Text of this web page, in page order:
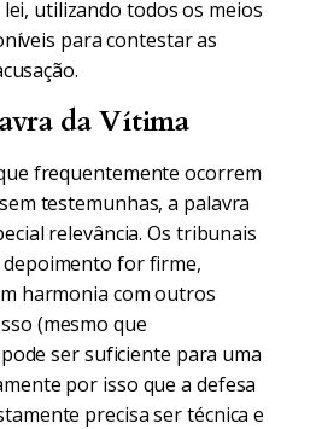
utilizando todos os meios
para contestar as
da Vítima
frequentemente ocorrem
testemunhas, a palavra
relevância. Os tribunais
for firme,
harmonia com outros
(mesmo que
ser suficiente para uma
por isso que a defesa
precisa ser técnica e